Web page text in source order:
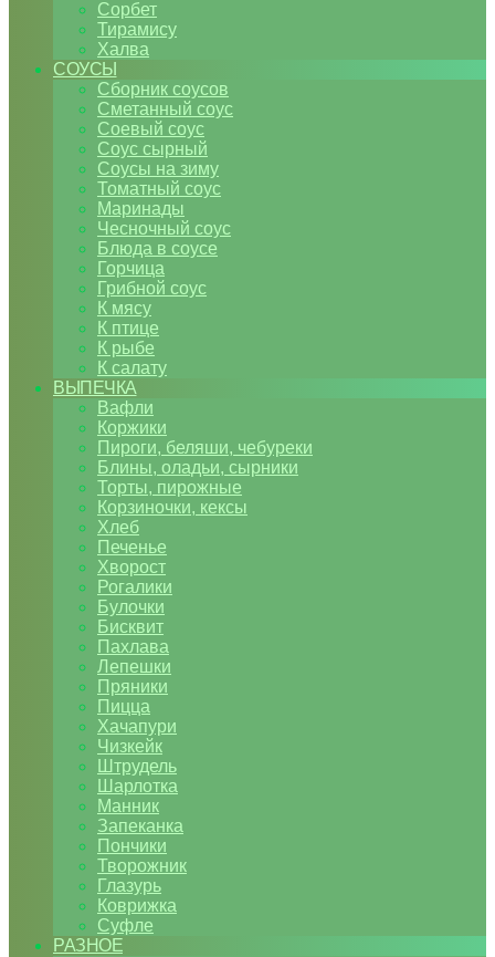
Сорбет
Тирамису
Халва
СОУСЫ
Сборник соусов
Сметанный соус
Соевый соус
Соус сырный
Соусы на зиму
Томатный соус
Маринады
Чесночный соус
Блюда в соусе
Горчица
Грибной соус
К мясу
К птице
К рыбе
К салату
ВЫПЕЧКА
Вафли
Коржики
Пироги, беляши, чебуреки
Блины, оладьи, сырники
Торты, пирожные
Корзиночки, кексы
Хлеб
Печенье
Хворост
Рогалики
Булочки
Бисквит
Пахлава
Лепешки
Пряники
Пицца
Хачапури
Чизкейк
Штрудель
Шарлотка
Манник
Запеканка
Пончики
Творожник
Глазурь
Коврижка
Суфле
РАЗНОЕ